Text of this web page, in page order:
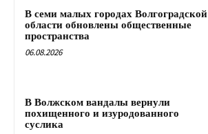
В семи малых городах Волгоградской
области обновлены общественные
пространства
06.08.2026
В Волжском вандалы вернули
похищенного и изуродованного
суслика